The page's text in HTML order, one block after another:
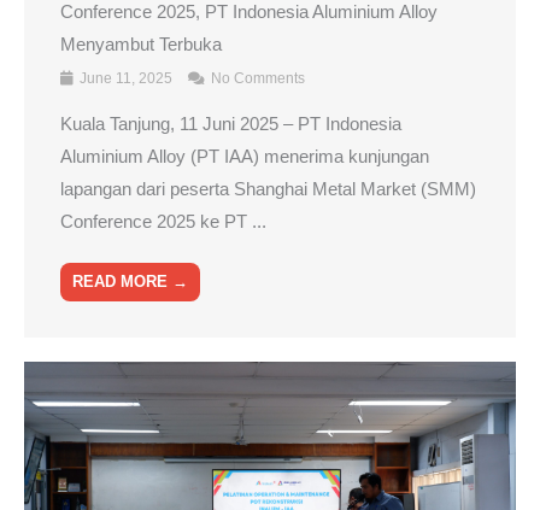
Conference 2025, PT Indonesia Aluminium Alloy
Menyambut Terbuka
June 11, 2025 No Comments
Kuala Tanjung, 11 Juni 2025 – PT Indonesia
Aluminium Alloy (PT IAA) menerima kunjungan
lapangan dari peserta Shanghai Metal Market (SMM)
Conference 2025 ke PT ...
READ MORE →